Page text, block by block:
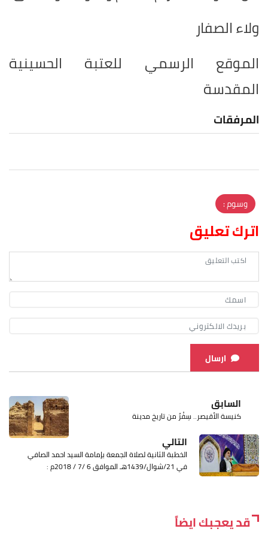
ولاء الصفار
الموقع الرسمي للعتبة الحسينية
المقدسة
المرفقات
وسوم :
اترك تعليق
ارسال
السابق
كنيسة الأقيصر.. سِفْرٌ من تاريخ مدينة
التالي
الخطبة الثانية لصلاة الجمعة بإمامة السيد احمد الصافي
في 21/شوال/1439هـ الموافق 6 /7 / 2018م :
قد يعجبك ايضاً